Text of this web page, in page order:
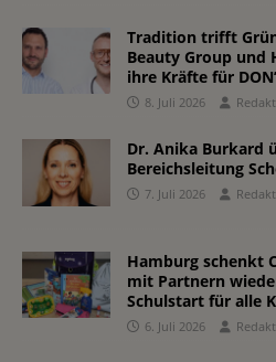
Tradition trifft
Beauty Group und
ihre Kräfte für
8. Juli 2026
Dr. Anika Burkard
Bereichsleitung
7. Juli 2026
Hamburg schenkt
mit Partnern
Schulstart für alle
6. Juli 2026